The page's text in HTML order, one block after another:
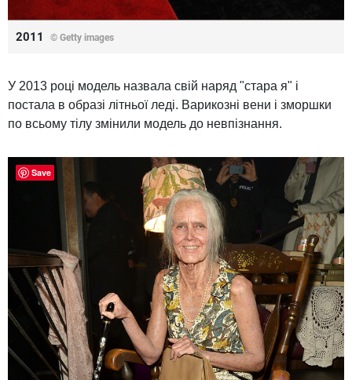
2011 © Getty images
У 2013 році модель назвала свій наряд "стара я" і
постала в образі літньої леді. Варикозні вени і зморшки
по всьому тілу змінили модель до невпізнання.
Save